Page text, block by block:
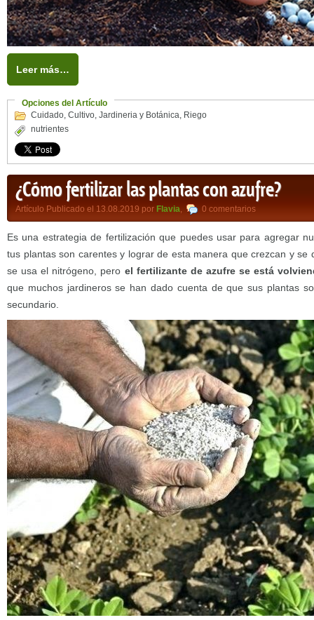
Leer más…
Opciones del Artículo
Cuidado, Cultivo, Jardineria y Botánica, Riego
nutrientes
¿Cómo fertilizar las plantas con azufre?
Artículo Publicado el 13.08.2019 por Flavia, 0 comentarios
Es una estrategia de fertilización que puedes usar para agregar
tus plantas son carentes y lograr de esta manera que crezcan y se
se usa el nitrógeno, pero el fertilizante de azufre se está
que muchos jardineros se han dado cuenta de que sus plantas
secundario.